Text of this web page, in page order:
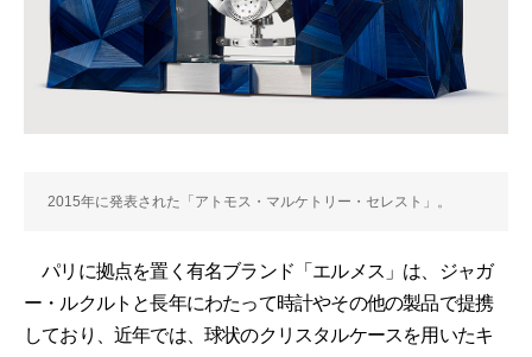
2015年に発表された「アトモス・マルケトリー・セレスト」。
パリに拠点を置く有名ブランド「エルメス」は、ジャガ
ー・ルクルトと長年にわたって時計やその他の製品で提携
しており、近年では、球状のクリスタルケースを用いたキ